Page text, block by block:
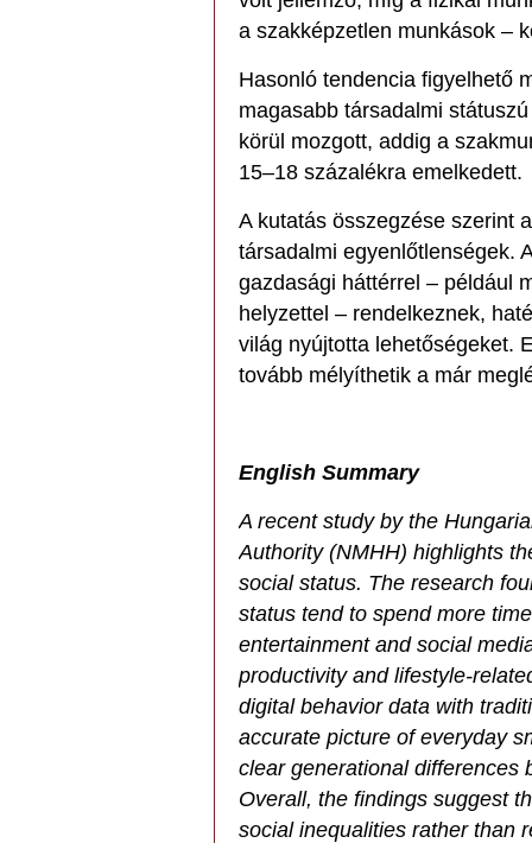
a szakképzetlen munkások –
Hasonló tendencia figyelhető
magasabb társadalmi
körül mozgott, addig a
15–18 százalékra emelkedett.
A kutatás összegzése szerint
társadalmi egyenlőtlenségek.
gazdasági háttérrel – például
helyzettel – rendelkeznek,
világ nyújtotta lehetőségeket.
tovább mélyíthetik a már
English Summary
A recent study by the
Authority (NMHH) highlights
social status. The research
status tend to spend more
entertainment and social
productivity and lifestyle-
digital behavior data with
accurate picture of everyday
clear generational differences
Overall, the findings suggest
social inequalities rather than